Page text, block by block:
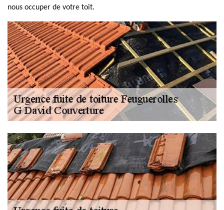
nous occuper de votre toit.